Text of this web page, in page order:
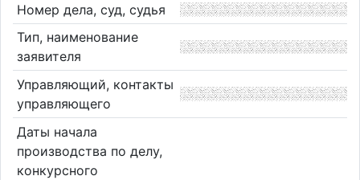
Номер дела, суд, судья
Тип, наименование
заявителя
Управляющий, контакты
управляющего
Даты начала
производства по делу,
конкурсного